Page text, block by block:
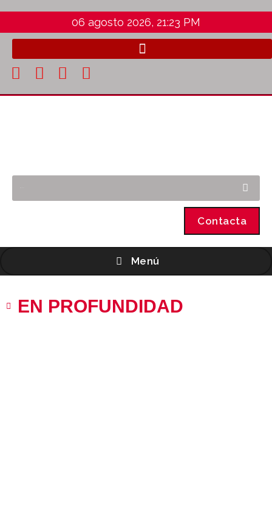
06 agosto 2026, 21:23 PM
Contacta
Menú
EN PROFUNDIDAD